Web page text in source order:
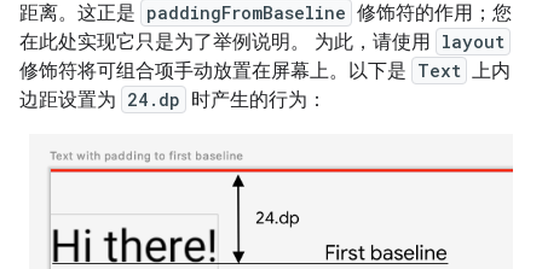
距离。这正是 paddingFromBaseline 修饰符的作用；您
在此处实现它只是为了举例说明。 为此，请使用 layout
修饰符将可组合项手动放置在屏幕上。以下是 Text 上内
边距设置为 24.dp 时产生的行为：